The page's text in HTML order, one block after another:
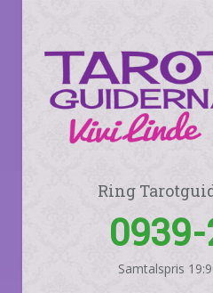
Ring
Samtalspris